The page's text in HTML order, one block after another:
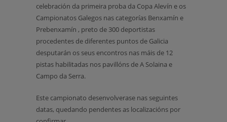
celebración da primeira proba da Copa Alevín e os
Campionatos Galegos nas categorías Benxamín e
Prebenxamín , preto de 300 deportistas
procedentes de diferentes puntos de Galicia
desputarán os seus encontros nas máis de 12
pistas habilitadas nos pavillóns de A Solaina e
Campo da Serra.
Este campionato desenvolverase nas seguintes
datas, quedando pendentes as localizacións por